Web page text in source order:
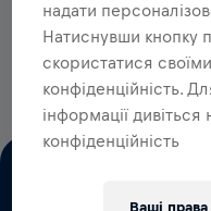
100%
НА
надати
Натиснувши кнопку
скористатися
конфіденційність.
інформації
конфіденційність
Ваші права